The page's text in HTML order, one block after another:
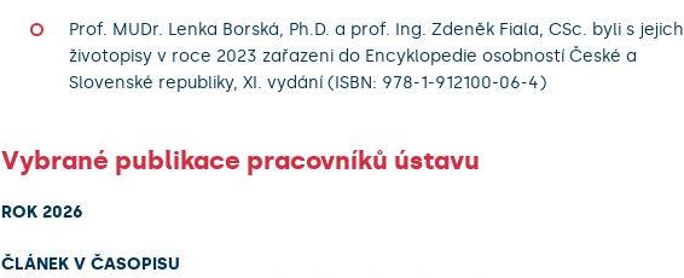
Prof. MUDr. Lenka Borská, Ph.D. a prof. Ing. Zdeněk Fiala, CSc. byli s jejich
životopisy v roce 2023 zařazeni do Encyklopedie osobností České a
Slovenské republiky, XI. vydání (ISBN: 978-1-912100-06-4)
Vybrané publikace pracovníků ústavu
ROK 2026
ČLÁNEK V ČASOPISU